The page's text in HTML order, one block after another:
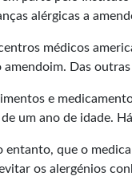
alérgicas a
médicos
Das
e
um ano de idade.
que o
os alergénios